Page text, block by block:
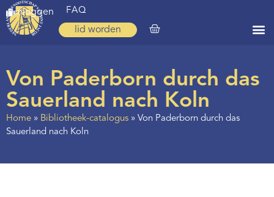
inloggen FAQ
lid worden
Zoeken
Over ons
Op weg
Spirituele reis
Von Paderborn durch das
Sauerland nach Koln
Home » Bibliotheek-catalogus » Von Paderborn durch das
Sauerland nach Koln